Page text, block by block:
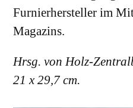
Furnierhersteller im
Magazins.
Hrsg. von Holz-
21 x 29,7 cm.